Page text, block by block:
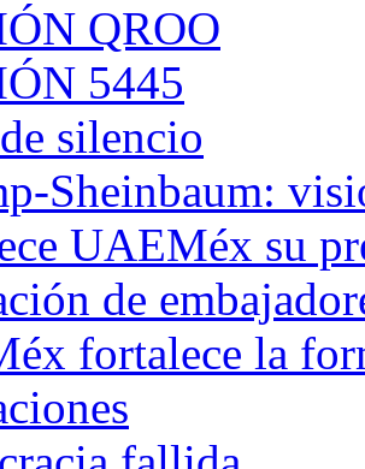
QROO
5445
silencio
Sheinbaum:
UAEMéx su
de
fortalece la